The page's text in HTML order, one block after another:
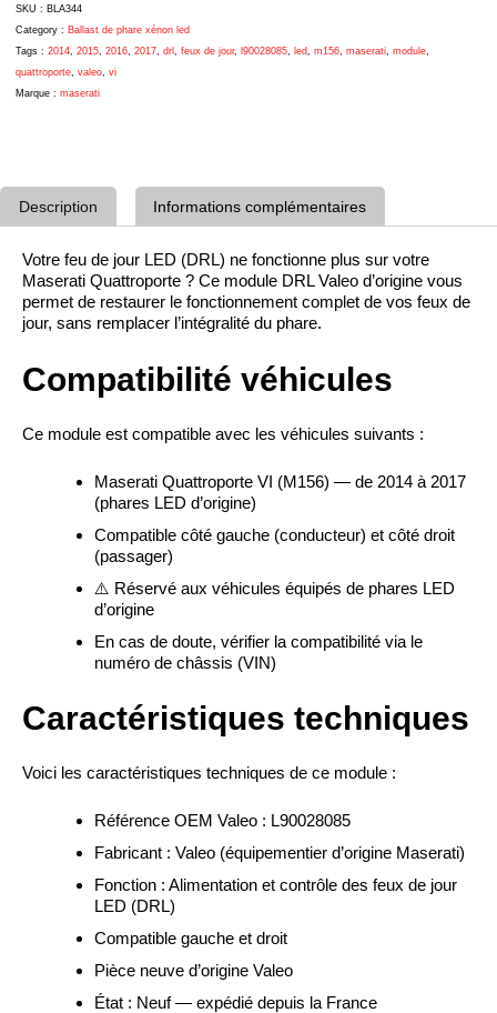
Réf.
L90028085
SKU : BLA344
Category : Ballast de phare xénon led
Tags : 2014, 2015, 2016, 2017, drl , feux de jour, l90028085, led, m156, maserati, module,
quattroporte, valeo, vi
Marque : maserati
Description Informations complémentaires
Votre feu de jour LED (DRL) ne fonctionne plus sur votre
Maserati Quattroporte ? Ce module DRL Valeo d’origine vous
permet de restaurer le fonctionnement complet de vos feux de
jour, sans remplacer l’intégralité du phare.
Compatibilité véhicules
Ce module est compatible avec les véhicules suivants :
Maserati Quattroporte VI (M156) — de 2014 à 2017
(phares LED d’origine)
Compatible côté gauche (conducteur) et côté droit
(passager)
⚠️ Réservé aux véhicules équipés de phares LED
d’origine
En cas de doute, vérifier la compatibilité via le
numéro de châssis (VIN)
Caractéristiques techniques
Voici les caractéristiques techniques de ce module :
Référence OEM Valeo : L90028085
Fabricant : Valeo (équipementier d’origine Maserati)
Fonction : Alimentation et contrôle des feux de jour
LED (DRL)
Compatible gauche et droit
Pièce neuve d’origine Valeo
État : Neuf — expédié depuis la France